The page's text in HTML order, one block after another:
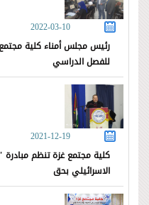
2022-03-10
رئيس مجلس أمناء كلية مجتمع
للفصل الدراسي
2021-12-19
كلية مجتمع غزة تنظم مبادرة
الاسرائيلي بحق